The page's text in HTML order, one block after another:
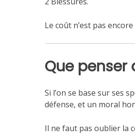
Le coût n’est pas
Que penser
Si l’on se base sur ses
défense, et un moral
Il ne faut pas oublier la